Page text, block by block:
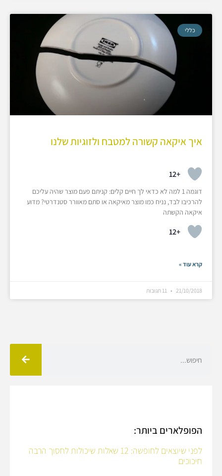
כללי
איך איקאה קשורה למטבח ולזוגיות שלנו
+12
דוגמה 1 למה לא כדאי לך חיים קלים: קניתם פעם מוצר שהיה עליכם
להרכיבו לבד, נניח כמו מוצר מאיקאה או סתם מאוורר סטנדרטי? מדוע
איקאה הקשתה
+12
קרא עוד »
21/10/2018
הפופלארים ביותר:
לפני שיוצאים לחופשה: 12 שאלות שיכולות לחסוך הרבה
חיכוכים